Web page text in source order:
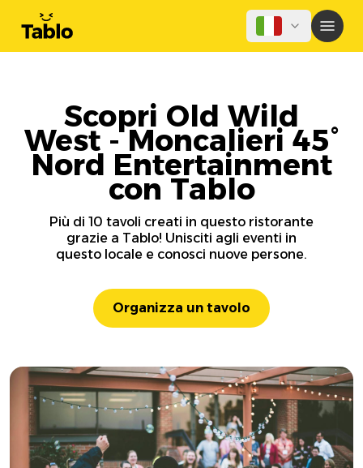
Scopri Old Wild
West - Moncalieri 45°
Nord Entertainment
con Tablo
Più di 10 tavoli creati in questo ristorante
grazie a Tablo! Unisciti agli eventi in
questo locale e conosci nuove persone.
Organizza un tavolo